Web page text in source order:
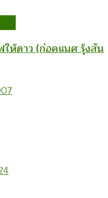
ให้ดาว (ก่อคเณศ รุ้งสัน